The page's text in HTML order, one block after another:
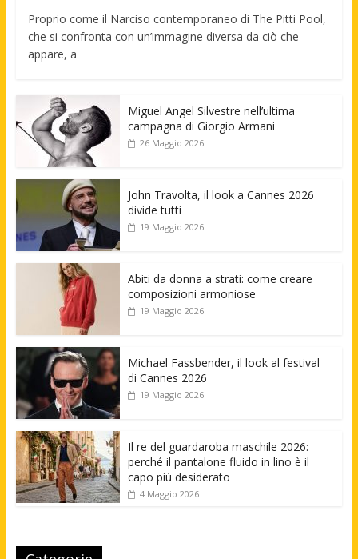
Proprio come il Narciso contemporaneo di The Pitti Pool,
che si confronta con un’immagine diversa da ciò che
appare, a
Miguel Angel Silvestre nell’ultima
campagna di Giorgio Armani
26 Maggio 2026
John Travolta, il look a Cannes 2026
divide tutti
19 Maggio 2026
Abiti da donna a strati: come creare
composizioni armoniose
19 Maggio 2026
Michael Fassbender, il look al festival
di Cannes 2026
19 Maggio 2026
Il re del guardaroba maschile 2026:
perché il pantalone fluido in lino è il
capo più desiderato
4 Maggio 2026